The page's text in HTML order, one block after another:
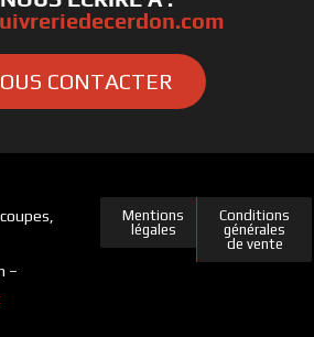
CONTACTER
–
Mentions
légales
Conditions
générales
de vente